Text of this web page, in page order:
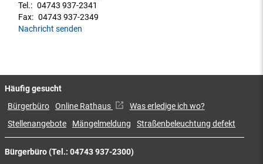
Tel.: 04743 937-2341
Fax: 04743 937-2349
Nachricht senden
Bürgerbüro (Tel.: 04743 937-2300)
Häufig gesucht
Bürgerbüro Online Rathaus
Was erledige ich wo?
Stellenangebote
Mängelmeldung Straßenbeleuchtung defekt